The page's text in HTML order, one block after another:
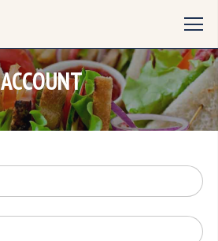
ACCOUNT